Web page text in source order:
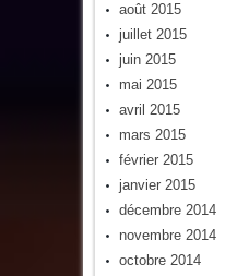
août 2015
juillet 2015
juin 2015
mai 2015
avril 2015
mars 2015
février 2015
janvier 2015
décembre 2014
novembre 2014
octobre 2014